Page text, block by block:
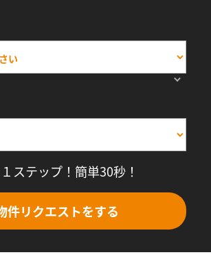
ステップ！簡単30秒！
件リクエストをする